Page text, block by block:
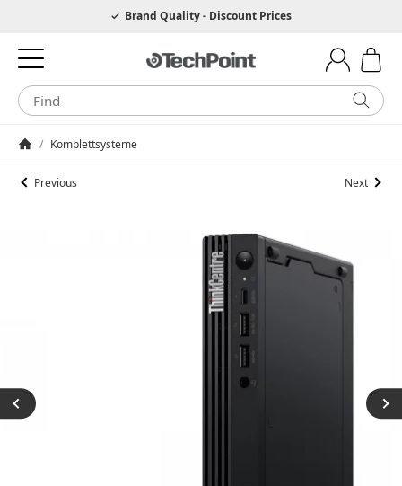
Hotline 0049 6205 3079975Brand Quality - Discount Prices
/ Komplettsysteme
Previous Next